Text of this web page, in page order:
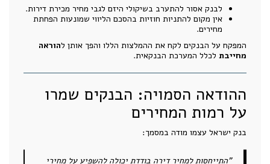
לבנק אסור להתערב בשיקולי היזם לגבי מחיר מכירת דירות.
אין מקום להתניות חוזיות בהסכם הליווי שמונעות הפחתת
מחירים.
המפקח על הבנקים לקח את ההמלצות הללו והפך אותן להוראה
מחייבת לכלל המערכת הבנקאית.
ההודאה הסמויה: הבנקים שמרו
על רמות המחירים
בנק ישראל עצמו מודה במסמך:
"התייחסות למחיר דירה בודדת יכולה להשפיע על מחירי